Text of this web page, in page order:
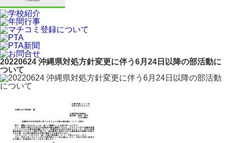
20220624 沖縄県対処方針変更に伴う6月24日以降の部活動に
ついて